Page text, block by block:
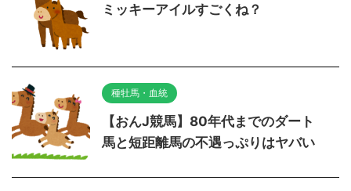
ミッキーアイルすごくね？
種牡馬・血統
【おんJ競馬】80年代までのダート
馬と短距離馬の不遇っぷりはヤバい